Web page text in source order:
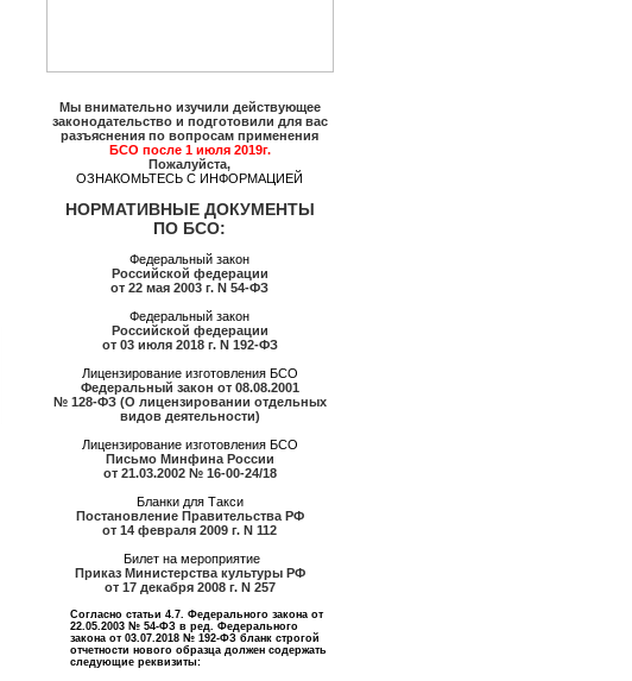
Мы внимательно изучили действующее
законодательство и подготовили для вас
разъяснения по вопросам применения
БСО после 1 июля 2019г.
Пожалуйста,
ОЗНАКОМЬТЕСЬ С ИНФОРМАЦИЕЙ
НОРМАТИВНЫЕ ДОКУМЕНТЫ
ПО БСО:
Федеральный закон
Российской федерации
от 22 мая 2003 г. N 54-ФЗ
Федеральный закон
Российской федерации
от 03 июля 2018 г. N 192-ФЗ
Лицензирование изготовления БСО
Федеральный закон от 08.08.2001
№ 128-ФЗ (О лицензировании отдельных
видов деятельности)
Лицензирование изготовления БСО
Письмо Минфина России
от 21.03.2002 № 16-00-24/18
Бланки для Такси
Постановление Правительства РФ
от 14 февраля 2009 г. N 112
Билет на мероприятие
Приказ Министерства культуры РФ
от 17 декабря 2008 г. N 257
Согласно статьи 4.7. Федерального закона от
22.05.2003 № 54-ФЗ в ред. Федерального
закона от 03.07.2018 № 192-ФЗ бланк строгой
отчетности нового образца должен содержать
следующие реквизиты: